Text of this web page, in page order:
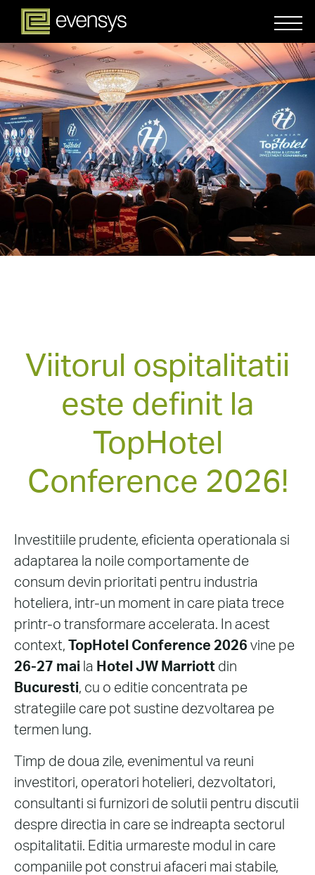
Viitorul ospitalitatii
este definit la
TopHotel
Conference 2026!
Investitiile prudente, eficienta operationala si
adaptarea la noile comportamente de
consum devin prioritati pentru industria
hoteliera, intr-un moment in care piata trece
printr-o transformare accelerata. In acest
context,
TopHotel Conference 2026 vine pe
26-27 mai la Hotel JW Marriott din
Bucuresti, cu o editie concentrata pe
strategiile care pot sustine dezvoltarea pe
termen lung.
Timp de doua zile, evenimentul va reuni
investitori, operatori hotelieri, dezvoltatori,
consultanti si furnizori de solutii pentru discutii
despre directia in care se indreapta sectorul
ospitalitatii. Editia urmareste modul in care
companiile pot construi afaceri mai stabile,